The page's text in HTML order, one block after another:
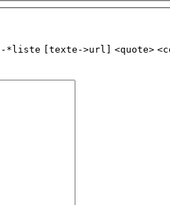
-*liste [texte->url] <quote>